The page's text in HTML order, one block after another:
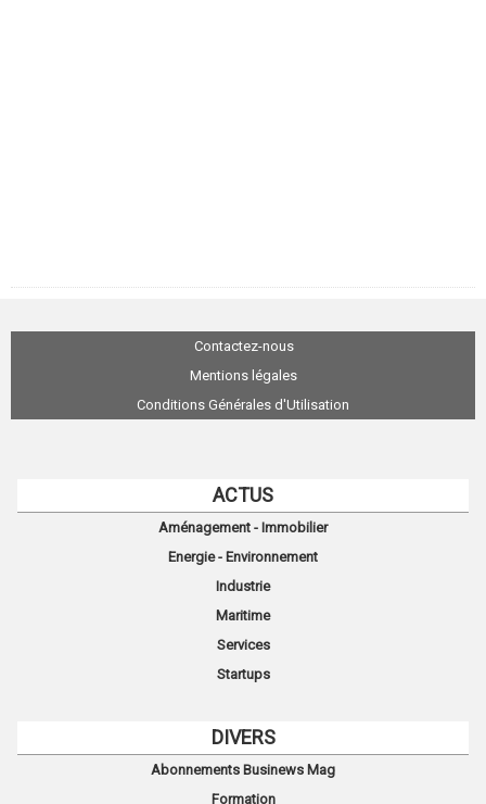
Contactez-nous
Mentions légales
Conditions Générales d'Utilisation
ACTUS
Aménagement - Immobilier
Energie - Environnement
Industrie
Maritime
Services
Startups
DIVERS
Abonnements Businews Mag
Formation